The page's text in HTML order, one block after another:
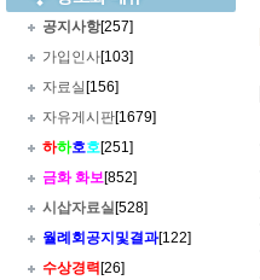
공지사항[257]
가입인사[103]
자료실 [156]
자유게시판[1679]
하하호호[251]
금화 화보[852]
시삽자료실 [528]
월례회공지및결과[122]
수상경력 [26]